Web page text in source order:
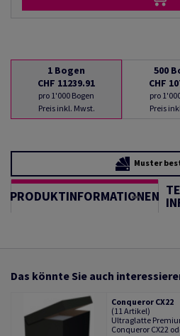
1 Bogen
CHF 11239.91
pro 1'000 Bogen
Preis inkl. Mwst.
500
CHF
pro
Preis
Muster
PRODUKTINFORMATIONEN
Das könnte Sie auch
Conqueror CX22
(11 Artikel)
Ultraglatte
Conqueror CX22